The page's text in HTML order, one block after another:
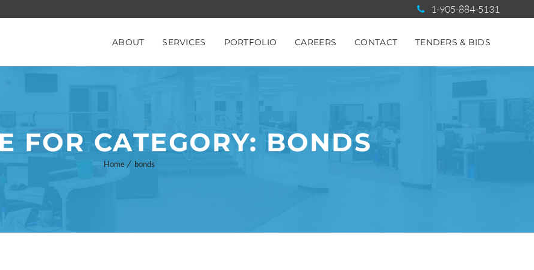
1-905-884-5131
ABOUT SERVICES PORTFOLIO CAREERS CONTACT TENDERS & BIDS
FOR CATEGORY: BONDS
Home bonds